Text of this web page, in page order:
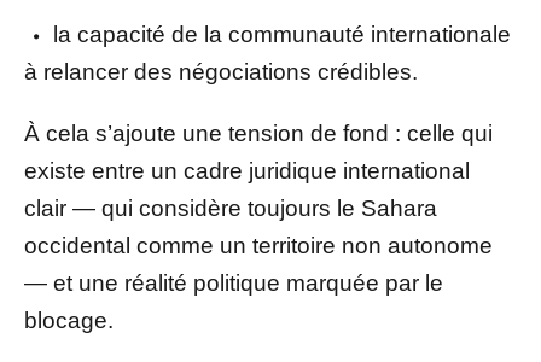
la capacité de la communauté internationale
à relancer des négociations crédibles.
À cela s’ajoute une tension de fond : celle qui
existe entre un cadre juridique international
clair — qui considère toujours le Sahara
occidental comme un territoire non autonome
— et une réalité politique marquée par le
blocage.